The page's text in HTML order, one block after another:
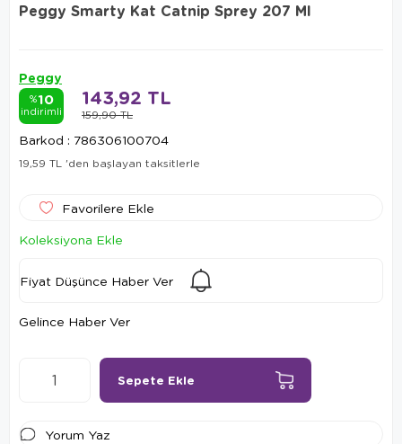
Peggy Smarty Kat Catnip Sprey 207 Ml
Peggy
%10
indirimli 159,90 TL
143,92 TL
Barkod : 786306100704
19,59 TL 'den başlayan taksitlerle
Favorilere Ekle
Koleksiyona Ekle
Fiyat Düşünce Haber Ver
Gelince Haber Ver
Yorum Yaz